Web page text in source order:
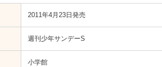
2011年4月23日発売
週刊少年サンデーS
小学館